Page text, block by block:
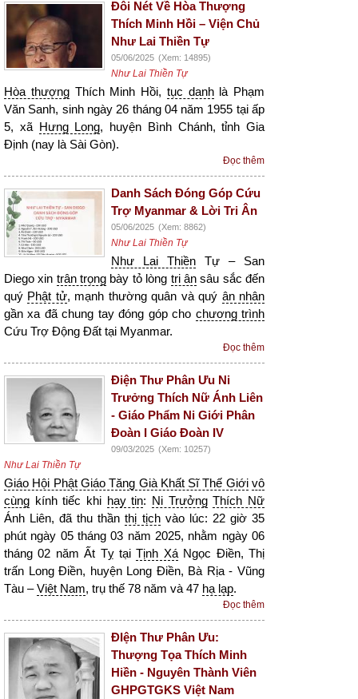
Đôi Nét Về Hòa Thượng
Thích Minh Hồi – Viện Chủ
Như Lai Thiền Tự
05/06/2025 (Xem: 14895)
Như Lai Thiền Tự
Hòa thượngThích Minh Hồi, tục danhlà Phạm
Văn Sanh, sinh ngày 26 tháng 04 năm 1955 tại ấp
5, xã Hưng Long, huyện Bình Chánh, tỉnh Gia
Định (nay là Sài Gòn).
Đọc thêm
Danh Sách Đóng Góp Cứu
Trợ Myanmar & Lời Tri Ân
05/06/2025 (Xem: 8862)
Như Lai Thiền Tự
Như Lai Thiền Tự – San
Diego xin trân trọng bày tỏ lòng tri ânsâu sắc đến
quý Phật tử, mạnh thường quân và quý ân nhân
gần xa đã chung tay đóng góp cho chương trình
Cứu Trợ Động Đất tại Myanmar.
Đọc thêm
Điện Thư Phân Ưu Ni
Trưởng Thích Nữ Ánh Liên
- Giáo Phẩm Ni Giới Phân
Đoàn I Giáo Đoàn IV
09/03/2025 (Xem: 10257)
Như Lai Thiền Tự
Giáo Hội Phật Giáo Tăng Già Khất Sĩ Thế Giới vô
cùng kính tiếc khi hay tin: Ni Trưởng Thích Nữ
Ánh Liên, đã thu thầnthị tịchvào lúc: 22 giờ 35
phút ngày 05 tháng 03 năm 2025, nhằm ngày 06
tháng 02 năm Ất Tỵ tạiTịnh XáNgọc Điền, Thị
trấn Long Điền, huyện Long Điền, Bà Rịa - Vũng
Tàu –Việt Nam, trụ thế 78 năm và 47 hạ lạp.
Đọc thêm
ĐIện Thư Phân Ưu:
Thượng Tọa Thích Minh
Hiền - Nguyên Thành Viên
GHPGTGKS Việt Nam